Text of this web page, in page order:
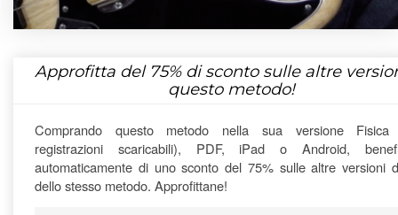
Approfitta del 75%di sconto sulle altre
questo metodo!
Comprando questo metodo nella sua versione Fisica
registrazioni scaricabili), PDF, iPad o Android,
automaticamente di uno sconto del 75% sulle altre versioni
dello stesso metodo. Approfittane!